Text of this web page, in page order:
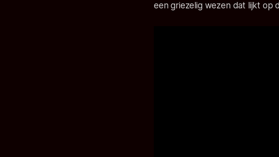
een griezelig wezen dat lijkt op